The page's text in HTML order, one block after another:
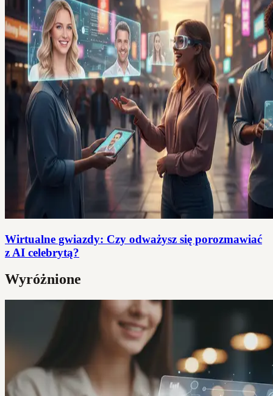
Wirtualne gwiazdy: Czy odważysz się porozmawiać
z AI celebrytą?
Wyróżnione